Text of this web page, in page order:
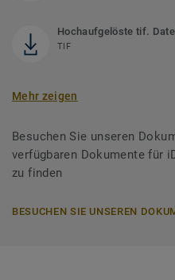
Hochaufgelöste tif.
TIF
Mehr zeigen
Besuchen Sie unseren
verfügbaren Dokumente für
zu finden
BESUCHEN SIE UNSEREN